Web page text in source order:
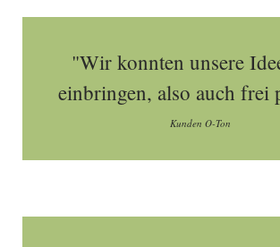
"Wir konnten unsere
einbringen, also auch frei
Kunden O-Ton